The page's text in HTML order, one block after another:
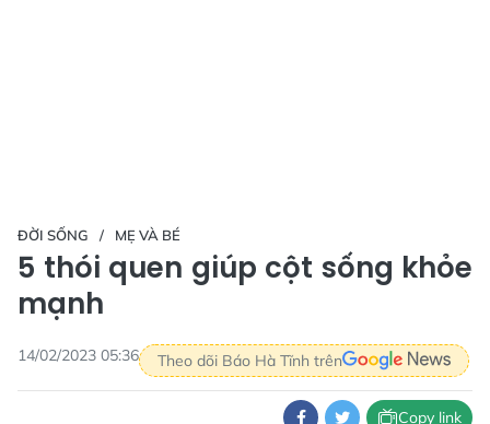
ĐỜI SỐNG MẸ VÀ BÉ
5 thói quen giúp cột sống khỏe
mạnh
14/02/2023 05:36 Theo dõi Báo Hà Tĩnh trên
Copy link